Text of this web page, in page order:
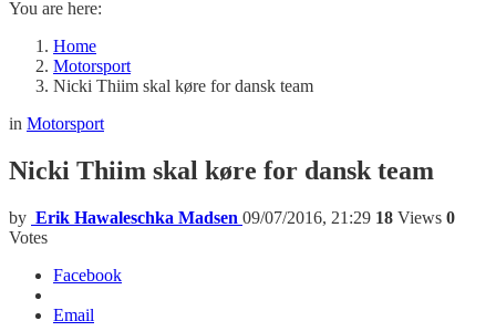
You are here:
Home
Motorsport
Nicki Thiim skal køre for dansk team
in Motorsport
Nicki Thiim skal køre for dansk team
by Erik Hawaleschka Madsen 09/07/2016, 21:29 18 Views 0
Votes
Facebook
Email